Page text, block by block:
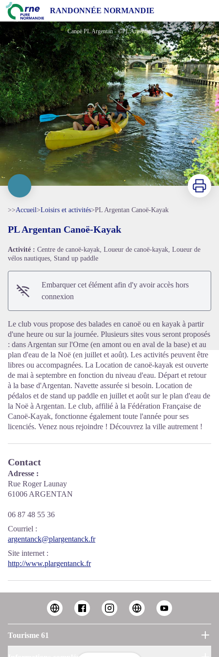
RANDONNÉE NORMANDIE
PL Argentan Canoë-Kayak
Canoë PL Argentan - ©PL Argentan
Voir l'image en plein écran
Imprimer
>>Accueil>Loisirs et activités>PL Argentan Canoë-Kayak
PL Argentan Canoë-Kayak
Activité : Centre de canoë-kayak, Loueur de canoë-kayak, Loueur de
vélos nautiques, Stand up paddle
Embarquer cet élément afin d'y avoir accès hors
connexion
Le club vous propose des balades en canoë ou en kayak à partir
d'une heure ou sur la journée. Plusieurs sites vous seront proposés
: dans Argentan sur l'Orne (en amont ou en aval de la base) et au
plan d'eau de la Noë (en juillet et août). Les activités peuvent être
libres ou accompagnées. La Location de canoë-kayak est ouverte
de mai à septembre en fonction du niveau d'eau. Départ et retour
à la base d'Argentan. Navette assurée si besoin. Location de
pédalos et de stand up paddle en juillet et août sur le plan d'eau de
la Noë à Argentan. Le club, affilié à la Fédération Française de
Canoë-Kayak, fonctionne également toute l'année pour ses
licenciés. Venez nous rejoindre ! Découvrez la ville autrement !
Contact
Adresse :
Rue Roger Launay
61006 ARGENTAN
06 87 48 55 36
Courriel :
argentanck@plargentanck.fr
Site internet :
http://www.plargentanck.fr
Tourisme 61